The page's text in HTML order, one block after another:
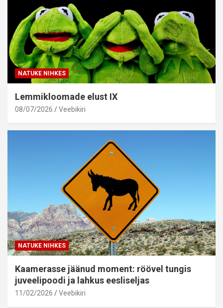
NATUKE NIHKES
Lemmikloomade elust IX
08/07/2026 Veebikiri
NATUKE NIHKES
Kaamerasse jäänud moment: röövel tungis
juveelipoodi ja lahkus eesliseljas
11/02/2026 Veebikiri